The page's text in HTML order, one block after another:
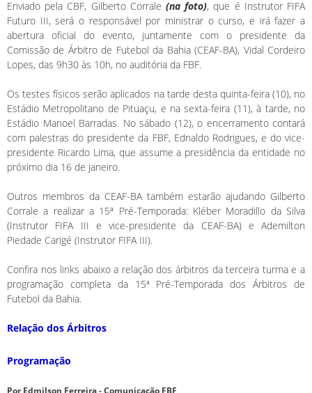
Enviado pela CBF, Gilberto Corrale (na foto), que é Instrutor FIFA
Futuro III, será o responsável por ministrar o curso, e irá fazer a
abertura oficial do evento, juntamente com o presidente da
Comissão de Árbitro de Futebol da Bahia (CEAF-BA), Vidal Cordeiro
Lopes, das 9h30 às 10h, no auditória da FBF.
Os testes físicos serão aplicados na tarde desta quinta-feira (10), no
Estádio Metropolitano de Pituaçu, e na sexta-feira (11), à tarde, no
Estádio Manoel Barradas. No sábado (12), o encerramento contará
com palestras do presidente da FBF, Ednaldo Rodrigues, e do vice-
presidente Ricardo Lima, que assume a presidência da entidade no
próximo dia 16 de janeiro.
Outros membros da CEAF-BA também estarão ajudando Gilberto
Corrale a realizar a 15ª Pré-Temporada: Kléber Moradillo da Silva
(Instrutor FIFA III e vice-presidente da CEAF-BA) e Ademilton
Piedade Carigé (Instrutor FIFA III).
Confira nos links abaixo a relação dos árbitros da terceira turma e a
programação completa da 15ª Pré-Temporada dos Árbitros de
Futebol da Bahia.
Relação dos Árbitros
Programação
Por Edmilson Ferreira - Comunicação FBF